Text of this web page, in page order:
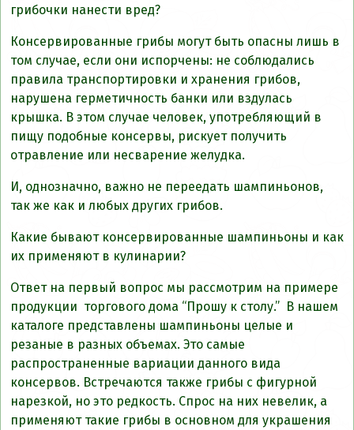
грибочки нанести вред?
Консервированные грибы могут быть опасны лишь в
том случае, если они испорчены: не соблюдались
правила транспортировки и хранения грибов,
нарушена герметичность банки или вздулась
крышка. В этом случае человек, употребляющий в
пищу подобные консервы, рискует получить
отравление или несварение желудка.
И, однозначно, важно не переедать шампиньонов,
так же как и любых других грибов.
Какие бывают консервированные шампиньоны и как
их применяют в кулинарии?
Ответ на первый вопрос мы рассмотрим на примере
продукции торгового дома “Прошу к столу.” В нашем
каталоге представлены шампиньоны целые и
резаные в разных объемах. Это самые
распространенные вариации данного вида
консервов. Встречаются также грибы с фигурной
нарезкой, но это редкость. Спрос на них невелик, а
применяют такие грибы в основном для украшения